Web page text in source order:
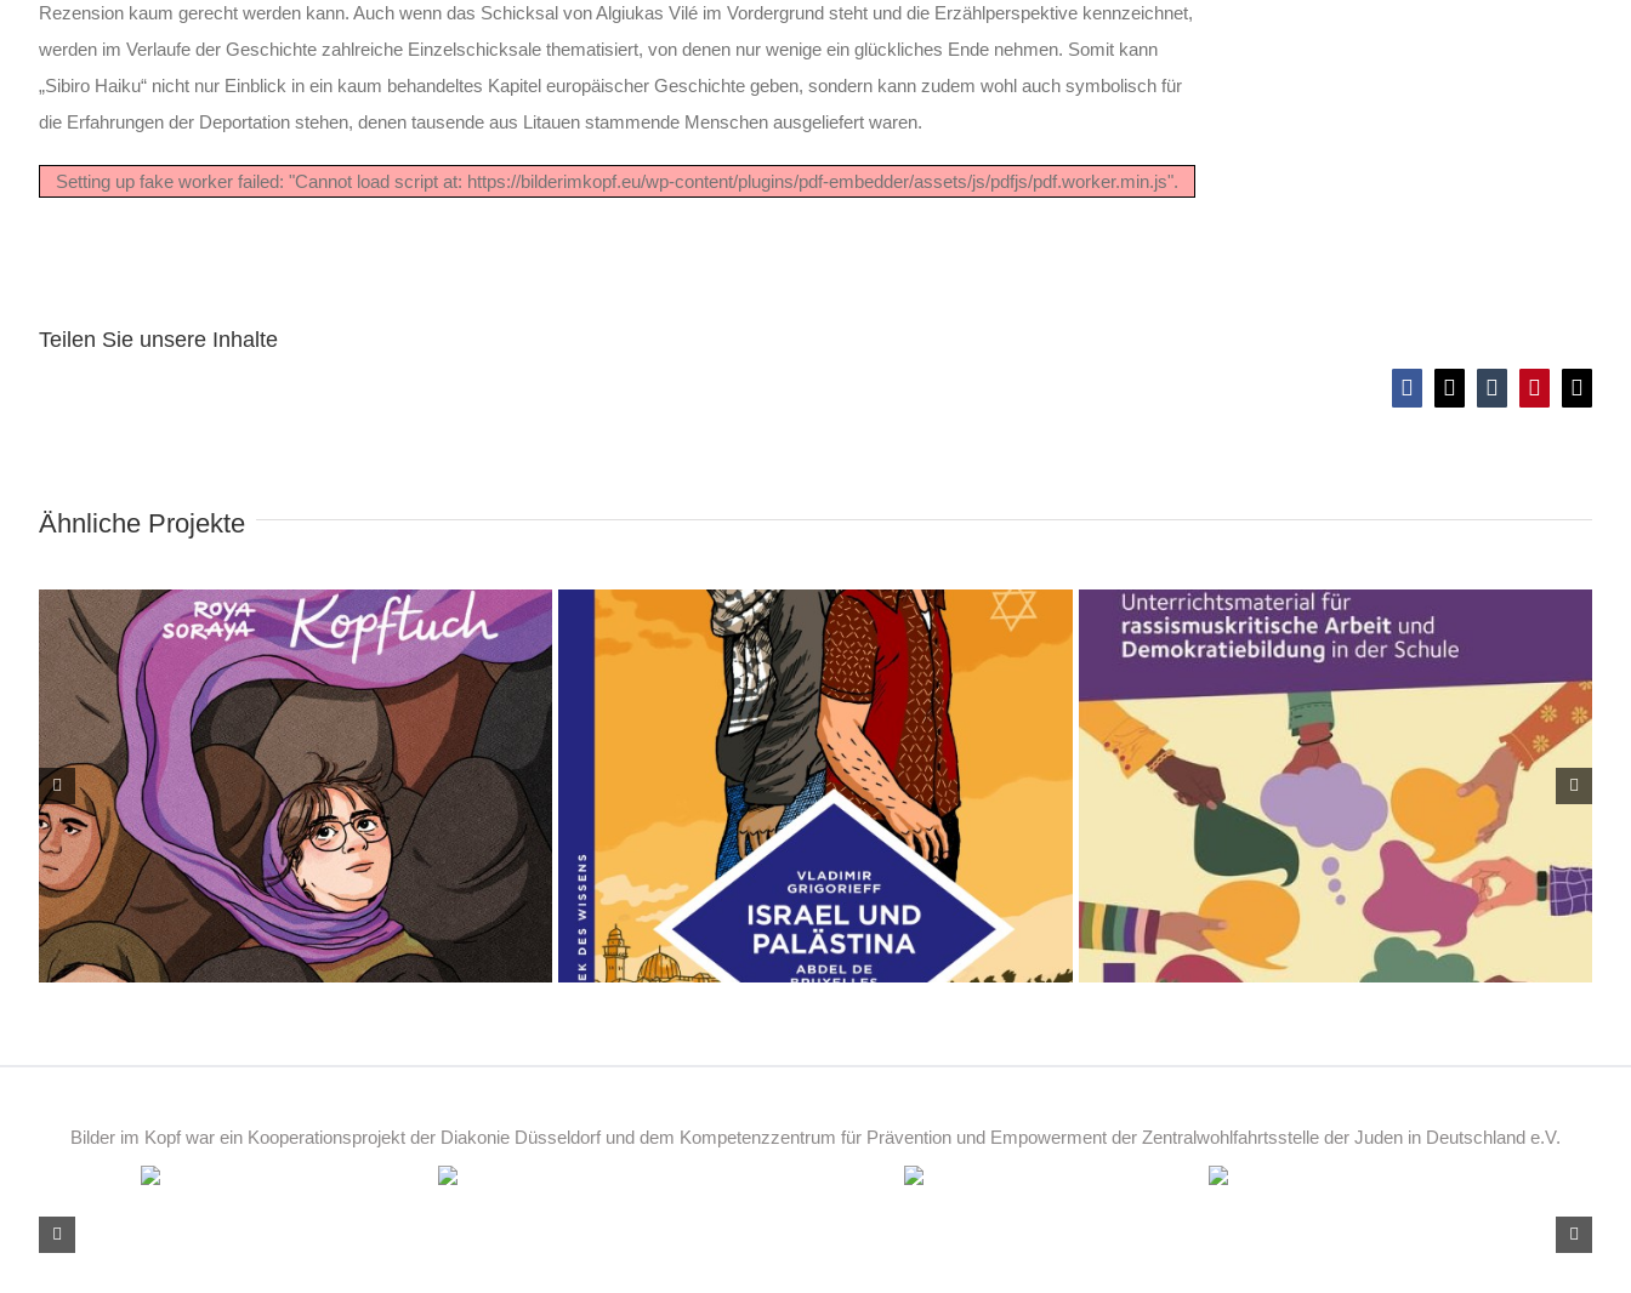
Rezension kaum gerecht werden kann. Auch wenn das Schicksal von Algiukas Vilé im Vordergrund steht und die Erzählperspektive kennzeichnet,
werden im Verlaufe der Geschichte zahlreiche Einzelschicksale thematisiert, von denen nur wenige ein glückliches Ende nehmen. Somit kann
„Sibiro Haiku“ nicht nur Einblick in ein kaum behandeltes Kapitel europäischer Geschichte geben, sondern kann zudem wohl auch symbolisch für
die Erfahrungen der Deportation stehen, denen tausende aus Litauen stammende Menschen ausgeliefert waren.
Setting up fake worker failed: "Cannot load script at: https://bilderimkopf.eu/wp-content/plugins/pdf-embedder/assets/js/pdfjs/pdf.worker.min.js".
Teilen Sie unsere Inhalte
Facebook
X TumblrPinterest
E-
Ähnliche Projekte
Anti-Rassismus für Schüler*innen
Bilder im Kopf war ein Kooperationsprojekt der Diakonie Düsseldorf und dem Kompetenzzentrum für Prävention und Empowerment der Zentralwohlfahrtsstelle der Juden in Deutschland e.V.